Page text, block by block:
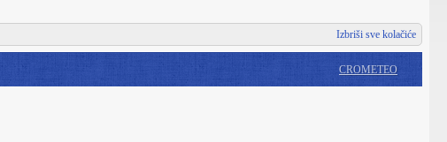
Izbriši sve kolačiće
CROMETEO